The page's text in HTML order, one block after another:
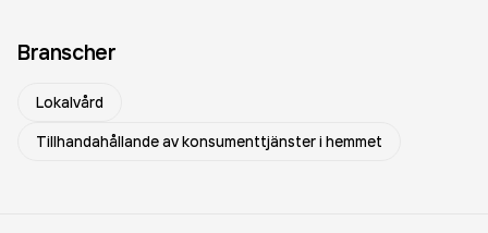
Branscher
Lokalvård
Tillhandahållande av konsumenttjänster i hemmet